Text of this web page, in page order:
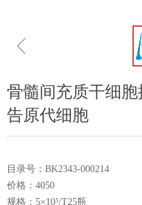
ꁆ
骨髓间充质干细
告原代细胞
目录号：BK2343-000214
价格：4050
规格：5×10⁵/T25瓶